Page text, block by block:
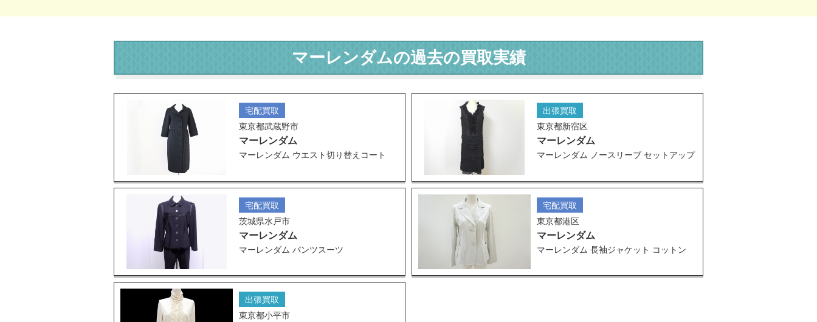
マーレンダムの過去の買取実績
宅配買取
東京都武蔵野市
マーレンダム
マーレンダム ウエスト切り替えコート
出張買取
東京都新宿区
マーレンダム
マーレンダム ノースリーブ セットアップ
宅配買取
茨城県水戸市
マーレンダム
マーレンダム パンツスーツ
宅配買取
東京都港区
マーレンダム
マーレンダム 長袖ジャケット コットン
出張買取
東京都小平市